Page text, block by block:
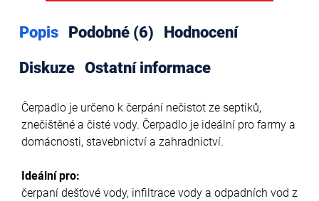
Popis Podobné (6)
Hodnocení
Diskuze Ostatní informace
Čerpadlo je určeno k čerpání nečistot ze septiků,
znečištěné a čisté vody. Čerpadlo je ideální pro farmy a
domácnosti, stavebnictví a zahradnictví.
Ideální pro:
čerpaní dešťové vody, infiltrace vody a odpadních vod z